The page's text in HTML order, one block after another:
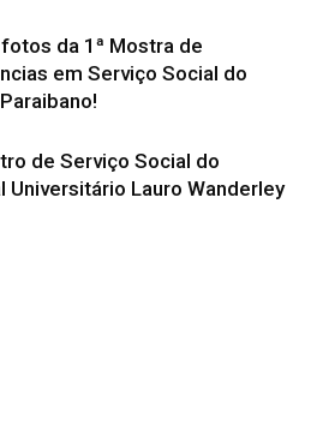
da 1ª Mostra de
em Serviço Social do
de Serviço Social do
Universitário Lauro Wanderley